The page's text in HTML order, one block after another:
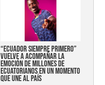
“Ecuador siempre primero”
vuelve a acompañar la
emoción de millones de
ecuatorianos en un momento
que une al país